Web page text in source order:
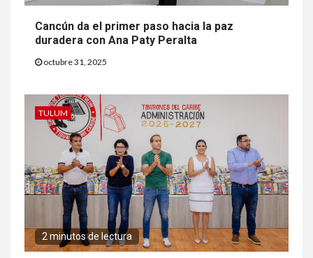
Cancún da el primer paso hacia la paz
duradera con Ana Paty Peralta
octubre 31, 2025
TULUM
2 minutos de lectura